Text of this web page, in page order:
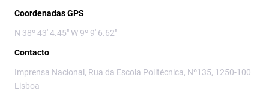
Coordenadas GPS
N 38º 43' 4.45" W 9º 9' 6.62"
Contacto
Imprensa Nacional, Rua da Escola Politécnica, Nº135, 1250-100
Lisboa